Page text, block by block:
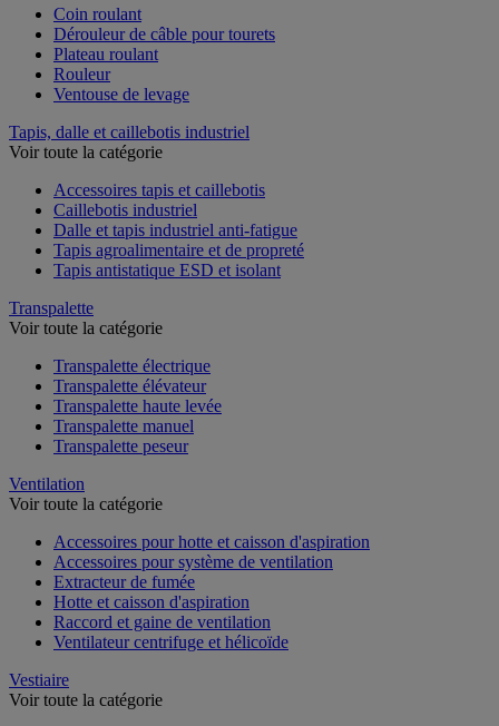
Coin roulant
Dérouleur de câble pour tourets
Plateau roulant
Rouleur
Ventouse de levage
Tapis, dalle et caillebotis industriel
Voir toute la catégorie
Accessoires tapis et caillebotis
Caillebotis industriel
Dalle et tapis industriel anti-fatigue
Tapis agroalimentaire et de propreté
Tapis antistatique ESD et isolant
Transpalette
Voir toute la catégorie
Transpalette électrique
Transpalette élévateur
Transpalette haute levée
Transpalette manuel
Transpalette peseur
Ventilation
Voir toute la catégorie
Accessoires pour hotte et caisson d'aspiration
Accessoires pour système de ventilation
Extracteur de fumée
Hotte et caisson d'aspiration
Raccord et gaine de ventilation
Ventilateur centrifuge et hélicoïde
Vestiaire
Voir toute la catégorie